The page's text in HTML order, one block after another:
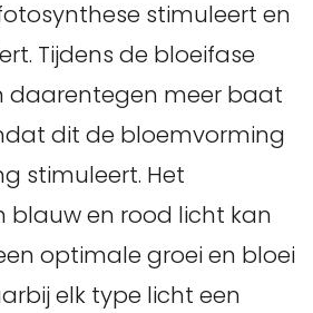
stimuleert en
Tijdens de bloeifase
daarentegen meer baat
dit de bloemvorming
stimuleert. Het
blauw en rood licht kan
optimale groei en bloei
elk type licht een